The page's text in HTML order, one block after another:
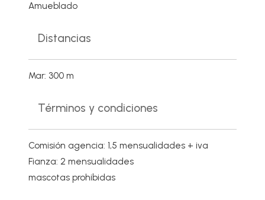
Amueblado
Distancias
Mar: 300 m
Términos y condiciones
Comisión agencia: 1,5 mensualidades + iva
Fianza: 2 mensualidades
mascotas prohibidas